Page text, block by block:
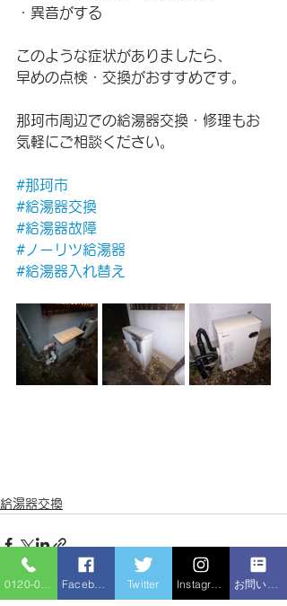
・異音がする
このような症状がありましたら、
早めの点検・交換がおすすめです。
那珂市周辺での給湯器交換・修理もお
気軽にご相談ください。
#那珂市
#給湯器交換
#給湯器故障
#ノーリツ給湯器
#給湯器入れ替え
給湯器交換
Twitter